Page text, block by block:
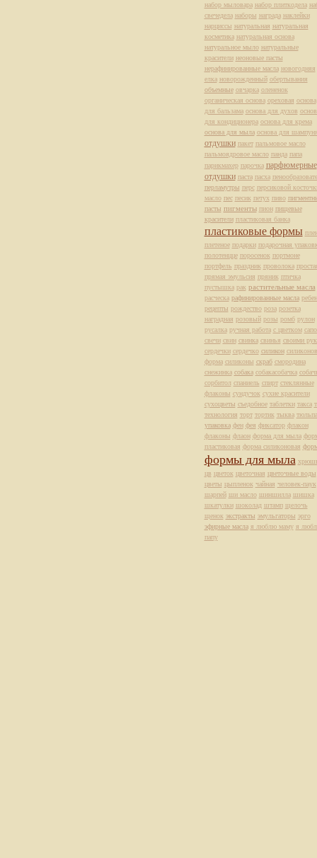
набор мыловара набор плиткодела
свечедела наборы награда наклейки
нарциссы натуральная натуральная
косметика натуральная основа
натуральное мыло натуральные
красители неоновые пасты
нерафинированные масла новогодняя
елка новорожденный обертывания
объемные овчарка олененок
органическая основа ореховая основа
для бальзама основа для духов
для кондиционера основа для крема
основа для мыла основа для
отдушки пакет пальмовое масло
пальмоядровое масло панда папа
парикмахер парочка парфюмерные
отдушки паста пасха
перламутры перс персиковой
масло пес песик петух пиво
пасты пигменты пион пищевые
красители пластиковая банка
пластиковые формы
плетеное подарки подарочная
полотенцце поросенок портмоне
портфель праздник проволока
прямая эмульсия пряник птичка
пустышка рак растительные масла
расческа рафинированные масла
рецепты рождество роза розетка
наградная розовый розы ромб рулон
русалка ручная работа с цветком
свечи свин свинка свинья своими
сердечки сердечко силикон
форма силиконы скраб смородина
снежинка собака собакасобачка
сорбитол спаниель спирт стеклянные
флаконы сундучок сухие красители
сухоцветы съедобное таблетки такса
технология торт тортик тыква
упаковка фен фея фиксатор флакон
флаконы флаон форма для мыла
пластиковая форма силиконовая
формы для мыла
цв цветок цветочная цветочные воды
цветы цыпленок чайная человек-паук
шарпей ши масло шиншилла шишка
шкатулки шоколад штамп щелочь
щенок экстракты эмульгаторы эрго
эфирные масла я люблю маму я
папу